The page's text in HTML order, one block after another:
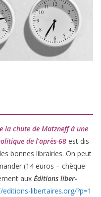
la chute de Matzneff à une
de l’après-68 est dis­
bonnes librai­ries. On peut
(14 euros – chèque
aux Éditions liber­
​edi​tions​-liber​taires​.org/​?​p​=​1